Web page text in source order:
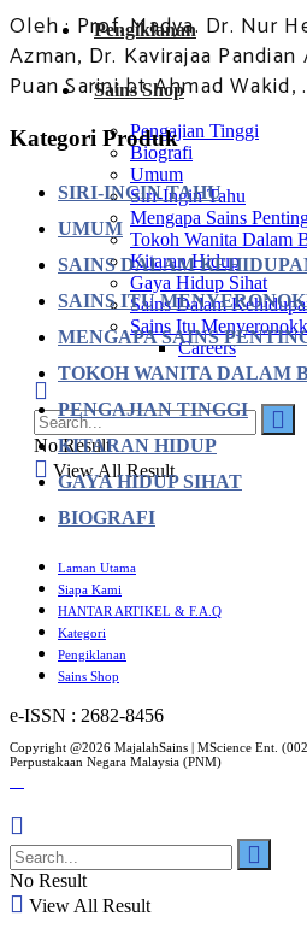
Pengiklanan
Sains Shop
Pengajian Tinggi
Biografi
Umum
Siri-Ingin Tahu
Mengapa Sains
Tokoh Wanita Dalam
Kitaran Hidup
Gaya Hidup Sihat
Sains Dalam
Sains Itu
Careers
No Result
View All Result
Oleh : Prof. Madya. Dr. Nur
Azman, Dr. Kavirajaa
Puan Sarini bt Ahmad Wakid,
Kategori Produk
SIRI-INGIN TAHU
UMUM
SAINS DALAM
SAINS ITU
MENGAPA SAINS
TOKOH WANITA DALAM
PENGAJIAN TINGGI
KITARAN HIDUP
GAYA HIDUP SIHAT
BIOGRAFI
Laman Utama
Siapa Kami
HANTAR ARTIKEL & F.A.Q
Kategori
Pengiklanan
Sains Shop
e-ISSN : 2682-8456
Copyright @2026 MajalahSains | MScience Ent.
Perpustakaan Negara Malaysia (PNM)
No Result
View All Result